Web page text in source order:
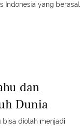
Indonesia yang berasal
dan
Dunia
bisa diolah menjadi